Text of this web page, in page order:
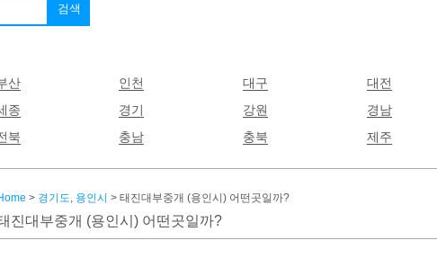
산 인천 대구 대전
종 경기 강원 경남
북 충남 충북 제주
> 경기도, 용인시 > 태진대부중개 (용인시) 어떤곳일까?
진대부중개 (용인시) 어떤곳일까?